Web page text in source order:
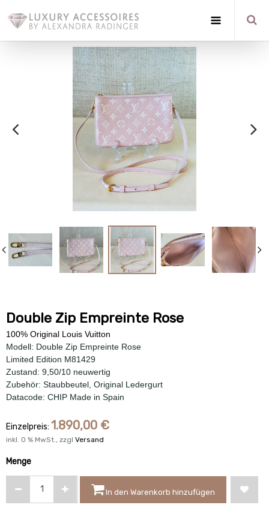
Double Zip Empreinte Rose
100% Original Louis Vuitton
Modell: Double Zip Empreinte Rose
Limited Edition M81429
Zustand: 9,50/10 neuwertig
Zubehör: Staubbeutel, Original Ledergurt
Datacode: CHIP Made in Spain
Einzelpreis: 1.890,00 €
inkl. 0 % MwSt., zzgl Versand
Menge
In den Warenkorb hinzufügen